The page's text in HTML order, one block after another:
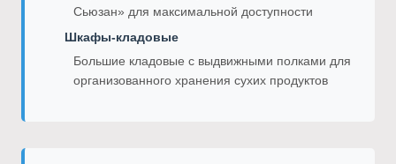
Сьюзан» для максимальной доступности
Шкафы-кладовые
Большие кладовые с выдвижными полками для
организованного хранения сухих продуктов